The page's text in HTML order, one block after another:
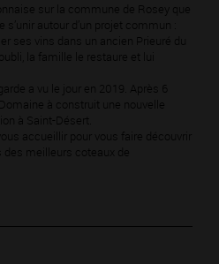
sur la commune de Rosey que
autour d’un projet commun :
ses vins dans un ancien Prieuré du
la famille le restaure et lui
a vu le jour en 2019. Après 6
à construit une nouvelle
à Saint-Désert.
accueillir pour vous faire découvrir
meilleurs coteaux de